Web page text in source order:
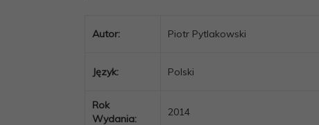
Autor: Piotr Pytlakowski
Język: Polski
Rok
Wydania:
2014